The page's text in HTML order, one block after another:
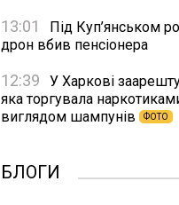
13:01
Під Куп’янськом
дрон вбив пенсіонера
12:39
У Харкові
яка торгувала
виглядом шампунів
ФОТО
БЛОГИ